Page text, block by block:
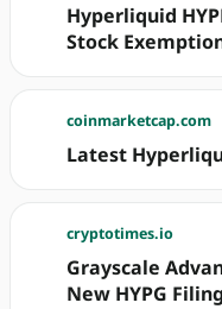
Hyperliquid
Stock
coinmarketcap.com
Latest
cryptotimes.io
Grayscale
New HYPG Filing